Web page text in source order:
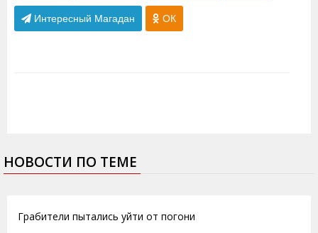
Интересный Магадан ОК
НОВОСТИ ПО ТЕМЕ
Грабители пытались уйти от погони